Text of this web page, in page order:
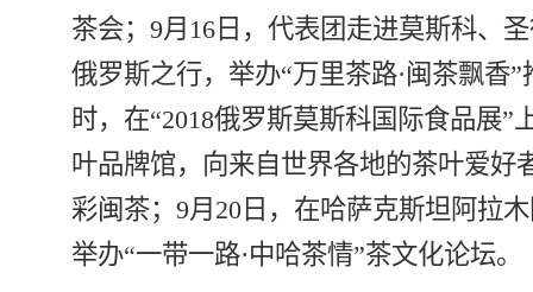
茶会；9月16日，代表团走进莫斯科、
俄罗斯之行，举办“万里茶路·闽茶飘香”
时，在“2018俄罗斯莫斯科国际食品展”
叶品牌馆，向来自世界各地的茶叶爱好
彩闽茶；9月20日，在哈萨克斯坦阿拉
举办“一带一路·中哈茶情”茶文化论坛。